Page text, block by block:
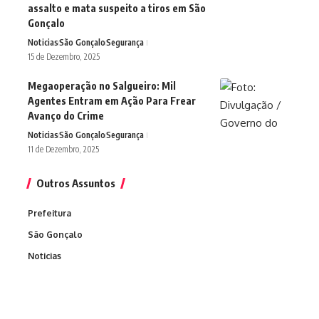
assalto e mata suspeito a tiros em São
Gonçalo
NoticiasSão GonçaloSegurança
15 de Dezembro, 2025
Megaoperação no Salgueiro: Mil
Agentes Entram em Ação Para Frear
Avanço do Crime
NoticiasSão GonçaloSegurança
11 de Dezembro, 2025
Outros Assuntos
Prefeitura
São Gonçalo
Noticias